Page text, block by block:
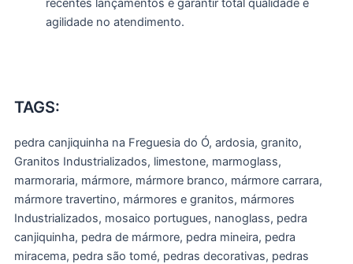
recentes lançamentos e garantir total qualidade e
agilidade no atendimento.
TAGS:
pedra canjiquinha na Freguesia do Ó, ardosia, granito,
Granitos Industrializados, limestone, marmoglass,
marmoraria, mármore, mármore branco, mármore carrara,
mármore travertino, mármores e granitos, mármores
Industrializados, mosaico portugues, nanoglass, pedra
canjiquinha, pedra de mármore, pedra mineira, pedra
miracema, pedra são tomé, pedras decorativas, pedras